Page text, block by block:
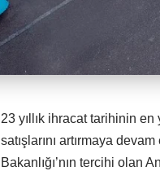
23 yıllık ihracat tarihinin
satışlarını artırmaya
Bakanlığı’nın tercihi olan